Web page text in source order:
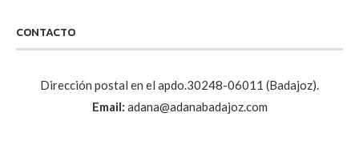
CONTACTO
Dirección postal en el apdo.30248-06011 (Badajoz).
Email: adana@adanabadajoz.com